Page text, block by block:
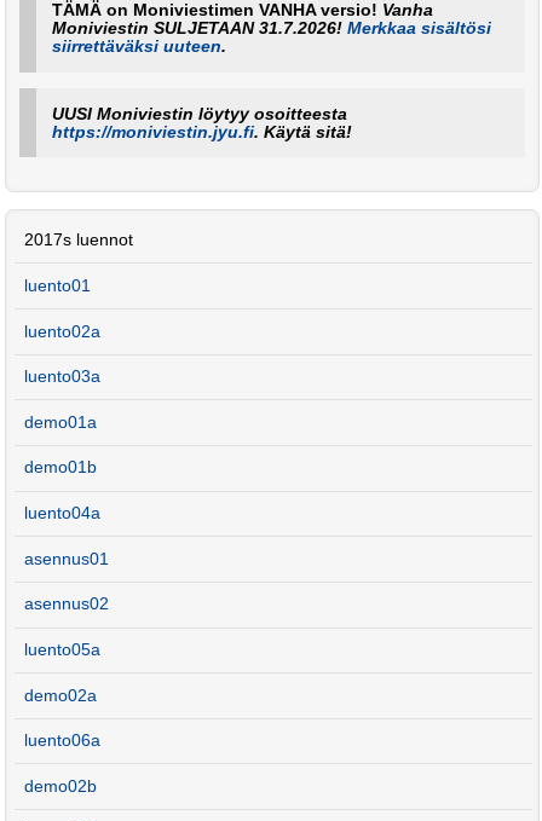
TÄMÄ on Moniviestimen VANHA versio! Vanha
Moniviestin SULJETAAN 31.7.2026!Merkkaa sisältösi
siirrettäväksi uuteen.
UUSI Moniviestin löytyy osoitteesta
https://moniviestin.jyu.fi. Käytä sitä!
2017s luennot
luento01
luento02a
luento03a
demo01a
demo01b
luento04a
asennus01
asennus02
luento05a
demo02a
luento06a
demo02b